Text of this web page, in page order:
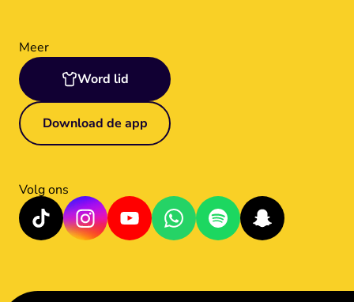
Meer
Word lid
Download de app
Volg ons